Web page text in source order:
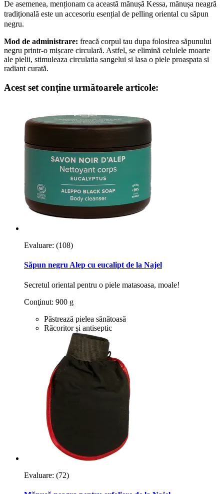
De asemenea, menționam ca această mănușă Kessa, mănușa neagră
tradițională este un accesoriu esențial de pelling oriental cu săpun
negru.
Mod de administrare: freacă corpul tau dupa folosirea săpunului
negru printr-o mișcare circulară. Astfel, se elimină celulele moarte
ale pielii, stimuleaza circulatia sangelui si lasa o piele proaspata si
radiant curată.
Acest set conține următoarele articole:
Evaluare: (108)
Săpun negru Alep cu eucalipt de la Najel
Secretul oriental pentru o piele matasoasa, moale!
Conţinut: 900 g
Păstrează pielea sănătoasă
Răcoritor și antiseptic
Evaluare: (72)